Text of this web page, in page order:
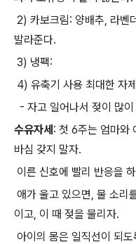
2) 카보크림: 양배추, 라벤
발라준다.
3) 냉팩:
4) 유축기 사용 최대한 자
- 자고 일어나서 젖이 많
수유자세 : 첫 6주는 엄마와
바심 갖지 말자.
이른 신호에 빨리 반응을
애가 울고 있으면, 물 소리
이고, 이 때 젖을 물리자.
아이의 몸은 일직선이 되